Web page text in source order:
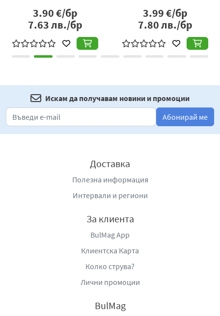
3.90€/бр
7.63лв./бр
3.99€/бр
7.80лв./бр
Искам да получавам новини и промоции
Абонирай ме
Доставка
Полезна информация
Интервали и региони
За клиента
BulMag App
Клиентска Карта
Колко струва?
Лични промоции
BulMag